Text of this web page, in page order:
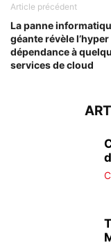
Article précédent
La panne
géante révèle l’hyper
dépendance à
services de cloud